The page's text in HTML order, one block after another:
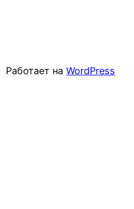
Работает на WordPress